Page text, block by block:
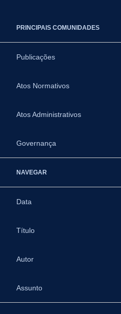
PRINCIPAIS COMUNIDADES
Publicações
Atos Normativos
Atos Administrativos
Governança
NAVEGAR
Data
Título
Autor
Assunto